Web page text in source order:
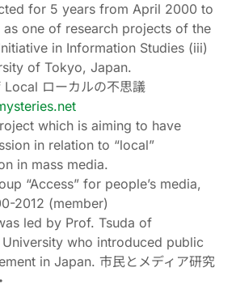
for 5 years from April 2000 to
one of research projects of the
in Information Studies (iii)
of Tokyo, Japan.
ローカルの不思議
which is aiming to have
in relation to “local”
in mass media.
“Access” for people’s media,
2012 (member)
led by Prof. Tsuda of
University who introduced public
in Japan. 市民とメディア研究